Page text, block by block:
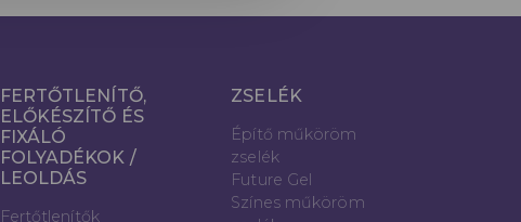
FERTŐTLENÍTŐ,
ELŐKÉSZÍTŐ ÉS
FIXÁLÓ
FOLYADÉKOK /
LEOLDÁS
Fertőtlenítők
ZSELÉK
Építő műköröm
zselék
Future Gel
Színes műköröm